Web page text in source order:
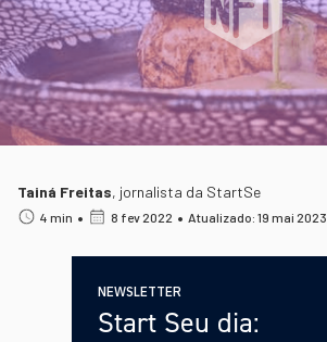
Tainá Freitas, jornalista da StartSe
4 min • 8 fev 2022 • Atualizado: 19 mai 2023
NEWSLETTER
Start Seu dia: